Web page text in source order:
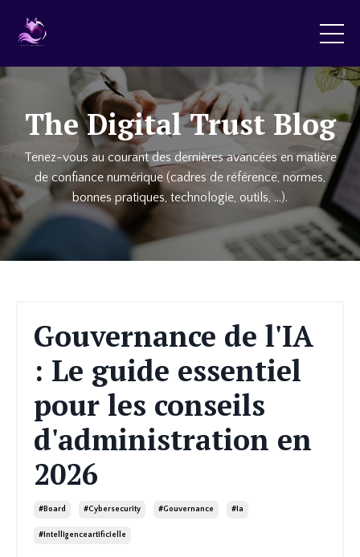
The Digital Trust Blog
Tenez-vous au courant des dernières avancées en matière
de confiance numérique (cadres de référence, normes,
bonnes pratiques, technologie, outils, ...).
Gouvernance de l'IA
: Le guide essentiel
pour les conseils
d'administration en
2026
#board #cybersecurity #gouvernance #ia
#intelligenceartificielle